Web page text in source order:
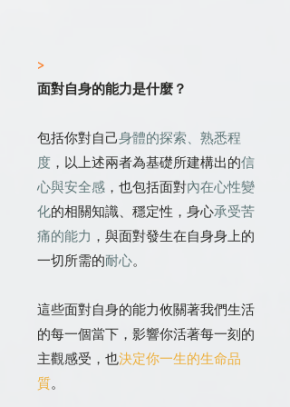
>
面對自身的能力是什麼？
包括你對自己身體的探索、熟悉程
度 ，以上述兩者為基礎所建構出的信
心與安全感 ，也包括面對內在心性變
化的相關知識、穩定性，身心承受苦
痛的能力 ，與面對發生在自身身上的
一切所需的耐心。
這些面對自身的能力攸關著我們生活
的每一個當下，影響你活著每一刻的
主觀感受，也決定你一生的生命品
質。